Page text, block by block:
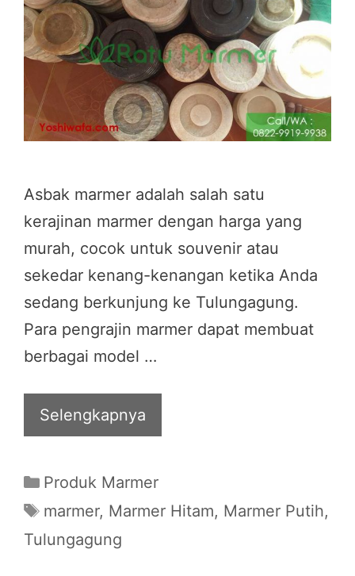
Asbak marmer adalah salah satu
kerajinan marmer dengan harga yang
murah, cocok untuk souvenir atau
sekedar kenang-kenangan ketika Anda
sedang berkunjung ke Tulungagung.
Para pengrajin marmer dapat membuat
berbagai model …
Selengkapnya
Categories
Produk Marmer
Tags
marmer, Marmer Hitam, Marmer Putih,
Tulungagung